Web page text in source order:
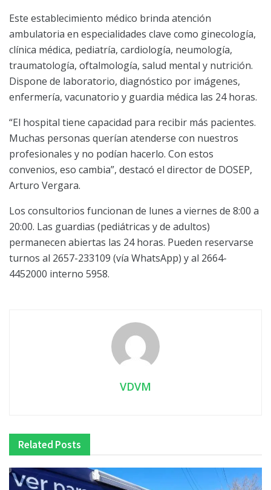
Este establecimiento médico brinda atención
ambulatoria en especialidades clave como ginecología,
clínica médica, pediatría, cardiología, neumología,
traumatología, oftalmología, salud mental y nutrición.
Dispone de laboratorio, diagnóstico por imágenes,
enfermería, vacunatorio y guardia médica las 24 horas.
“El hospital tiene capacidad para recibir más pacientes.
Muchas personas querían atenderse con nuestros
profesionales y no podían hacerlo. Con estos
convenios, eso cambia”, destacó el director de DOSEP,
Arturo Vergara.
Los consultorios funcionan de lunes a viernes de 8:00 a
20:00. Las guardias (pediátricas y de adultos)
permanecen abiertas las 24 horas. Pueden reservarse
turnos al 2657-233109 (vía WhatsApp) y al 2664-
4452000 interno 5958.
VDVM
Related Posts